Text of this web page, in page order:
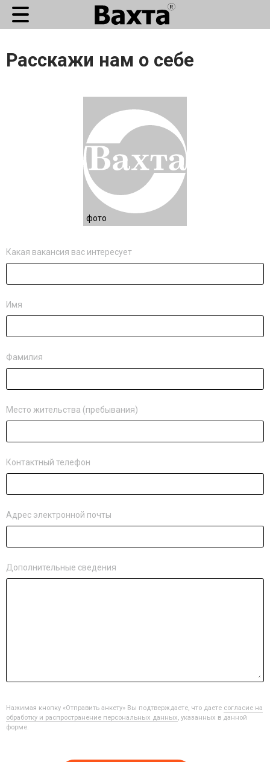
Расскажи нам о себе
фото
Какая вакансия вас интересует
Имя
Фамилия
Место жительства (пребывания)
Контактный телефон
Адрес электронной почты
Дополнительные сведения
Нажимая кнопку «Отправить анкету» Вы подтверждаете, что даете согласие на
обработку и распространение персональных данных, указанных в данной
форме.